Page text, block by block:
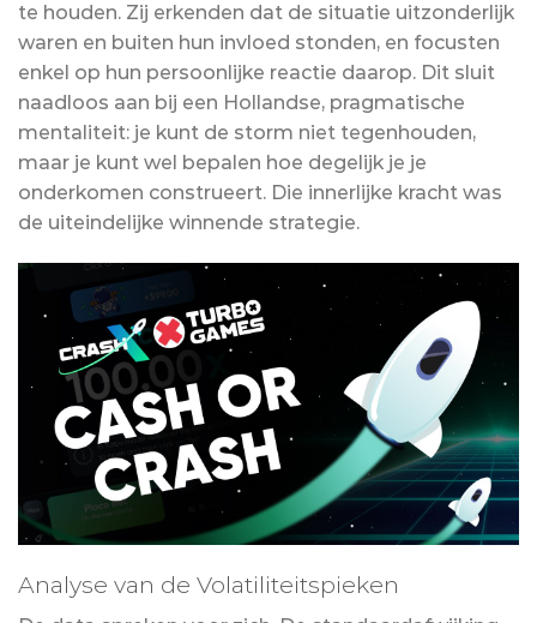
te houden. Zij erkenden dat de situatie uitzonderlijk
waren en buiten hun invloed stonden, en focusten
enkel op hun persoonlijke reactie daarop. Dit sluit
naadloos aan bij een Hollandse, pragmatische
mentaliteit: je kunt de storm niet tegenhouden,
maar je kunt wel bepalen hoe degelijk je je
onderkomen construeert. Die innerlijke kracht was
de uiteindelijke winnende strategie.
Analyse van de Volatiliteitspieken